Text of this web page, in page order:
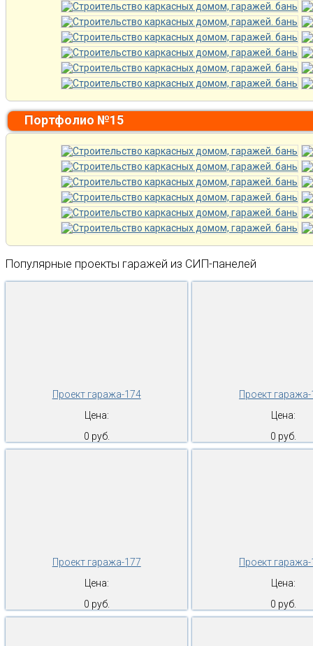
Портфолио №15
Популярные проекты гаражей из СИП-панелей
Проект гаража-174
Цена:
0 руб.
Проект
Цена:
0 руб.
Проект гаража-177
Цена:
0 руб.
Проект
Цена:
0 руб.